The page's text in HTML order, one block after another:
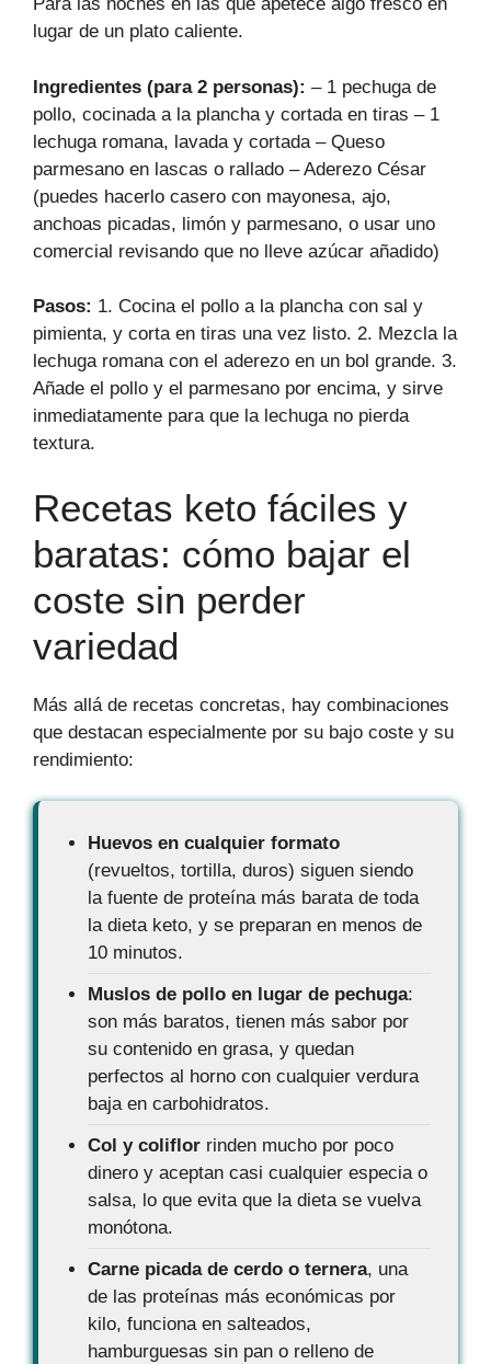
lugar de un plato caliente.
Ingredientes (para 2 personas): – 1 pechuga de
pollo, cocinada a la plancha y cortada en tiras – 1
lechuga romana, lavada y cortada – Queso
parmesano en lascas o rallado – Aderezo César
(puedes hacerlo casero con mayonesa, ajo,
anchoas picadas, limón y parmesano, o usar uno
comercial revisando que no lleve azúcar añadido)
Pasos: 1. Cocina el pollo a la plancha con sal y
pimienta, y corta en tiras una vez listo. 2. Mezcla la
lechuga romana con el aderezo en un bol grande. 3.
Añade el pollo y el parmesano por encima, y sirve
inmediatamente para que la lechuga no pierda
textura.
Recetas keto fáciles y
baratas: cómo bajar el
coste sin perder
variedad
Más allá de recetas concretas, hay combinaciones
que destacan especialmente por su bajo coste y su
rendimiento:
Huevos en cualquier formato
(revueltos, tortilla, duros) siguen siendo
la fuente de proteína más barata de toda
la dieta keto, y se preparan en menos de
10 minutos.
Muslos de pollo en lugar de pechuga:
son más baratos, tienen más sabor por
su contenido en grasa, y quedan
perfectos al horno con cualquier verdura
baja en carbohidratos.
Col y coliflor rinden mucho por poco
dinero y aceptan casi cualquier especia o
salsa, lo que evita que la dieta se vuelva
monótona.
Carne picada de cerdo o ternera, una
de las proteínas más económicas por
kilo, funciona en salteados,
hamburguesas sin pan o relleno de